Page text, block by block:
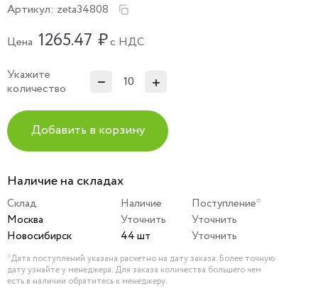
Артикул: zeta34808
Цена 1265.47 ₽с НДС
Укажите
количество
Добавить в корзину
Наличие на складах
Склад Наличие
Поступление*
Москва
Уточнить
Уточнить
Новосибирск
44 шт Уточнить
*Дата поступлений указана расчетно на дату заказа. Более точную
дату узнайте у менеджера. Для заказа количества большего чем
есть в наличии обратитесь к менеджеру.